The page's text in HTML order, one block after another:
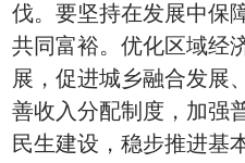
伐。要坚持在发展中保
共同富裕。优化区域经
展，促进城乡融合发展
善收入分配制度，加强
民生建设，稳步推进基